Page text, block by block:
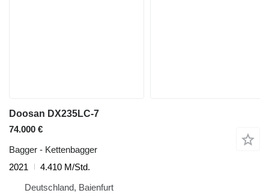
Doosan DX235LC-7
74.000 €
Bagger - Kettenbagger
2021
4.410 M/Std.
Deutschland, Baienfurt